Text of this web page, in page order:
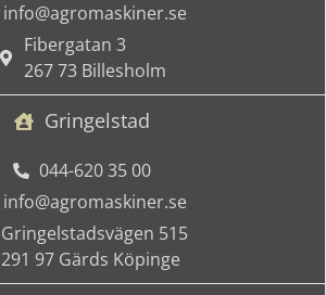
info@agromaskiner.se
Fibergatan 3
267 73 Billesholm
Gringelstad
044-620 35 00
info@agromaskiner.se
Gringelstadsvägen 515
291 97 Gärds Köpinge